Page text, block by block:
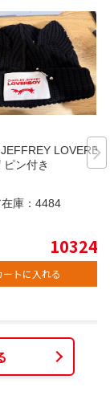
LOVERBO
ン付き
庫： 4484
10324
ートに入れる